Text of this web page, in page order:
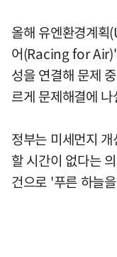
올해 유엔환경계획
어(Racing for Air)'
성을 연결해 문제
르게 문제해결에
정부는 미세먼지
할 시간이 없다는
건으로 '푸른 하늘